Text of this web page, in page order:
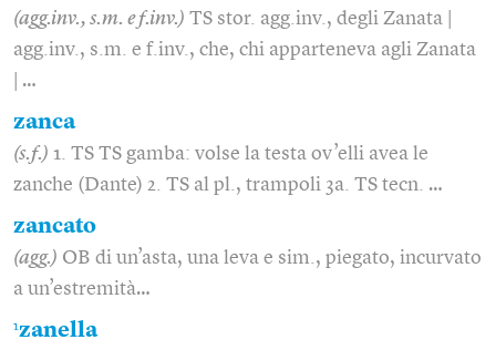
(agg.inv., s.m. e f.inv.) TS stor. agg.inv., degli Zanata |
agg.inv., s.m. e f.inv., che, chi apparteneva agli Zanata
| …
zanca
(s.f.) 1. TS TS gamba: volse la testa ov’elli avea le
zanche (Dante) 2. TS al pl., trampoli 3a. TS tecn. …
zancato
(agg.) OB di un’asta, una leva e sim., piegato, incurvato
a un’estremità…
1zanella